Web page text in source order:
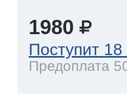
1980
Поступит
Предоплата